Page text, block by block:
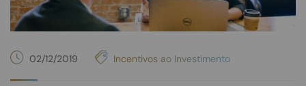
02/12/2019 Incentivos ao Investimento